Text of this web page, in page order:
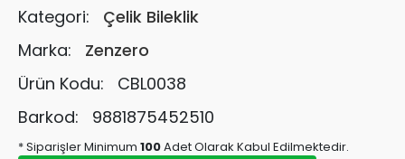
Kategori:
Çelik Bileklik
Marka:
Zenzero
Ürün Kodu:
CBL0038
Barkod:
9881875452510
* Siparişler Minimum 100Adet Olarak Kabul Edilmektedir.